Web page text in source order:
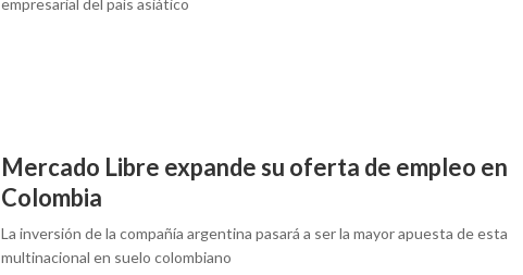
empresarial del país asiático
Mercado Libre expande su oferta de empleo en
Colombia
La inversión de la compañía argentina pasará a ser la mayor apuesta de esta
multinacional en suelo colombiano